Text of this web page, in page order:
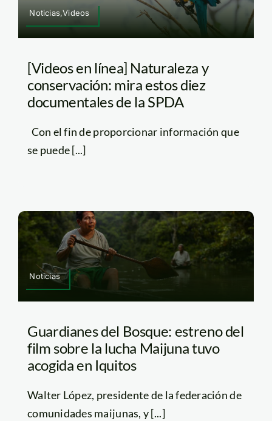
Noticias,Videos
[Videos en línea] Naturaleza y
conservación: mira estos diez
documentales de la SPDA
Con el fin de proporcionar información que
se puede [...]
Noticias
Guardianes del Bosque: estreno del
film sobre la lucha Maijuna tuvo
acogida en Iquitos
Walter López, presidente de la federación de
comunidades maijunas, y [...]